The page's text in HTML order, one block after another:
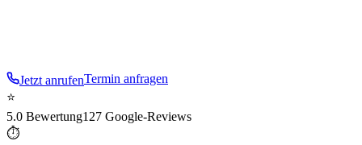
Jetzt anrufenTermin anfragen
⭐
5.0 Bewertung127 Google-Reviews
⏱